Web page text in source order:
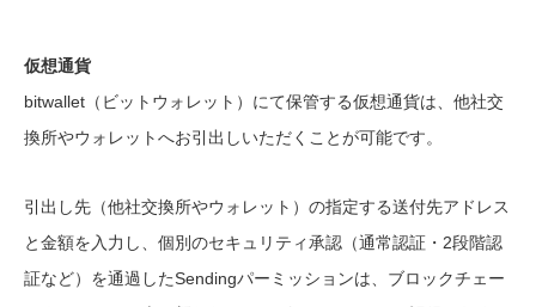
仮想通貨
bitwallet（ビットウォレット）にて保管する仮想通貨は、他社交
換所やウォレットへお引出しいただくことが可能です。
引出し先（他社交換所やウォレット）の指定する送付先アドレス
と金額を入力し、個別のセキュリティ承認（通常認証・2段階認
証など）を通過したSendingパーミッションは、ブロックチェー